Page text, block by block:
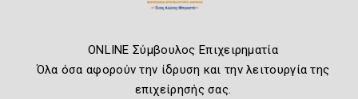
ONLINE Σύμβουλος Επιχειρηματία
Όλα όσα αφορούν την ίδρυση και την λειτουργία της
επιχείρησής σας.